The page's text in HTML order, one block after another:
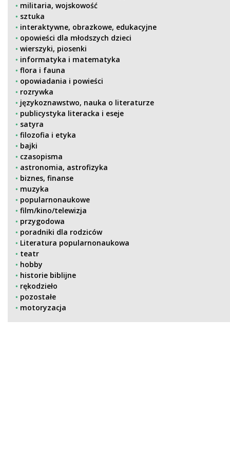
militaria, wojskowość
sztuka
interaktywne, obrazkowe, edukacyjne
opowieści dla młodszych dzieci
wierszyki, piosenki
informatyka i matematyka
flora i fauna
opowiadania i powieści
rozrywka
językoznawstwo, nauka o literaturze
publicystyka literacka i eseje
satyra
filozofia i etyka
bajki
czasopisma
astronomia, astrofizyka
biznes, finanse
muzyka
popularnonaukowe
film/kino/telewizja
przygodowa
poradniki dla rodziców
Literatura popularnonaukowa
teatr
hobby
historie biblijne
rękodzieło
pozostałe
motoryzacja